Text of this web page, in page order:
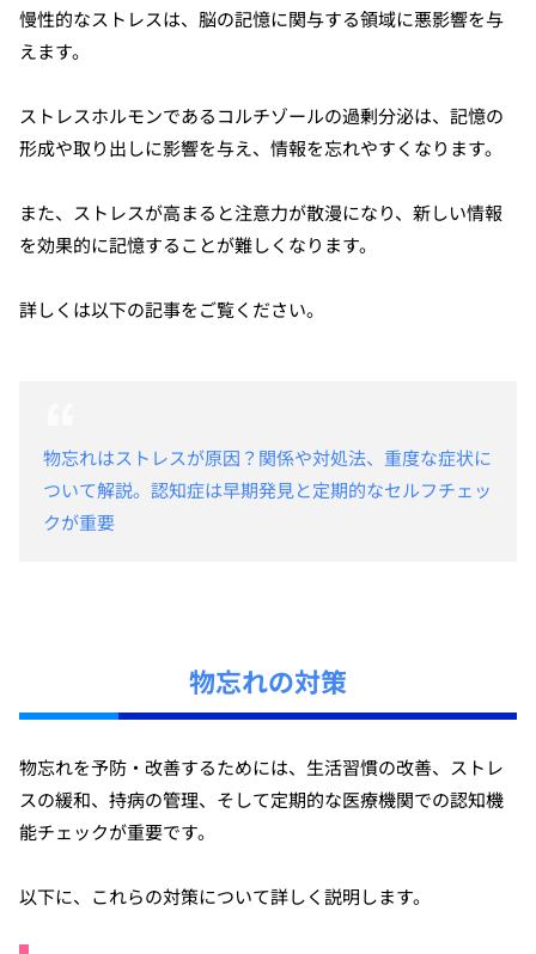
慢性的なストレスは、脳の記憶に関与する領域に悪影響を与
えます。
ストレスホルモンであるコルチゾールの過剰分泌は、記憶の
形成や取り出しに影響を与え、情報を忘れやすくなります。
また、ストレスが高まると注意力が散漫になり、新しい情報
を効果的に記憶することが難しくなります。
詳しくは以下の記事をご覧ください。
物忘れはストレスが原因？関係や対処法、重度な症状に
ついて解説。認知症は早期発見と定期的なセルフチェッ
クが重要
物忘れの対策
物忘れを予防・改善するためには、生活習慣の改善、ストレ
スの緩和、持病の管理、そして定期的な医療機関での認知機
能チェックが重要です。
以下に、これらの対策について詳しく説明します。